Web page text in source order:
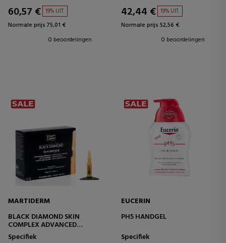
60,57 € 19% UIT.
Normale prijs 75,01 €
0 beoordelingen
42,44 € 19% UIT.
Normale prijs 52,56 €
0 beoordelingen
MARTIDERM
BLACK DIAMOND SKIN
COMPLEX ADVANCED
ANTI-
Specifiek
EUCERIN
PH5 HANDGEL
Specifiek